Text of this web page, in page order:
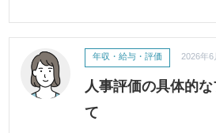
人事評価の具体的
て
年収・給与・評価 2026年